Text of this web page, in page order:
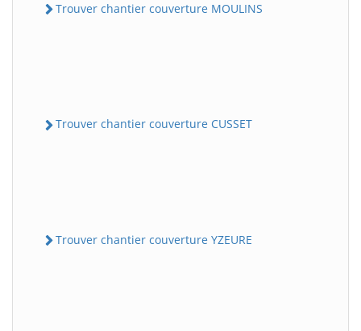
Trouver chantier couverture MOULINS
Trouver chantier couverture CUSSET
Trouver chantier couverture YZEURE